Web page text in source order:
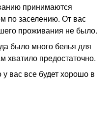
принимаются
по заселению. От вас
проживания не было.
было много белья для
хватило предостаточно.
вас все будет хорошо в